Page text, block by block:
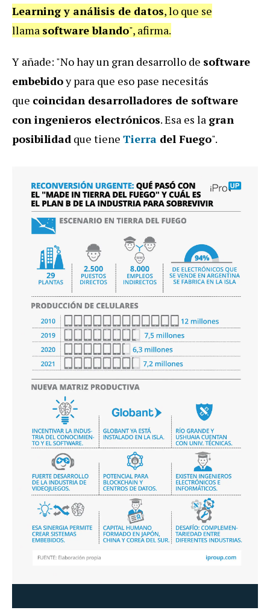
Learning y análisis de datos, lo que se
llama software blando", afirma.
Y añade: "No hay un gran desarrollo de software
embebidoy para que eso pase necesitás
que coincidan desarrolladores de software
con ingenieros electrónicos. Esa es la gran
posibilidad que tiene Tierra del Fuego".